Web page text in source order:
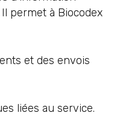
permet à Biocodex
et des envois
liées au service.